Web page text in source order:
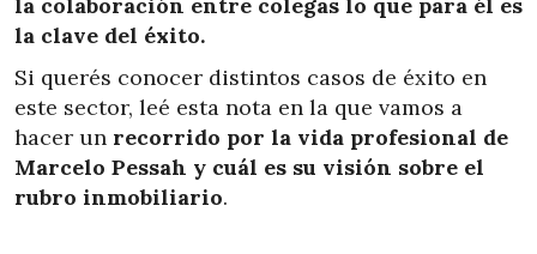
la clave del éxito.
Si querés conocer distintos casos de éxito en
este sector, leé esta nota en la que vamos a
hacer un recorrido por la vida profesional de
Marcelo Pessah y cuál es su visión sobre el
rubro inmobiliario.